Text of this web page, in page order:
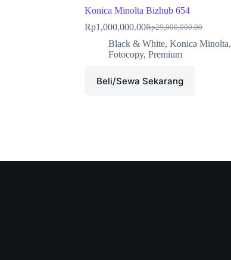
Konica Minolta Bizhub 654
Rp29,000,000.00
Rp1,000,000.00
Black & White, Konica Minolta,
Fotocopy, Premium
Beli/Sewa Sekarang